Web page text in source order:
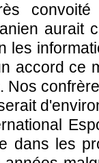
aurait
les
accord ce
Nos
dans les